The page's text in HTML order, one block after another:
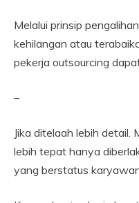
Melalui prinsip
kehilangan atau
pekerja outsourcing
–
Jika ditelaah lebih detail.
lebih tepat hanya
yang berstatus